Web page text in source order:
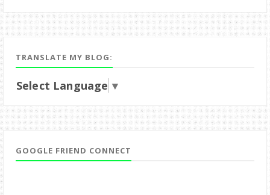
TRANSLATE MY BLOG:
Select Language ▼
GOOGLE FRIEND CONNECT